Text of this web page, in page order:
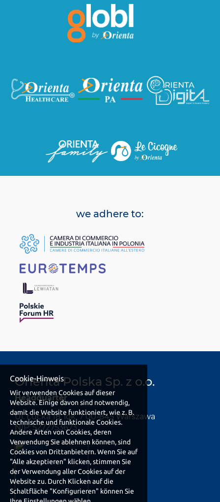
we adhere to:
Orienta Polska Sp. z o.o.
Headquarter
Ul. Łucka 18, lok. 7 00-845 Warszawa
NIP: 5272753673
Cookie-Hinweis
Wir verwenden Cookies auf dieser
Website. Einige davon sind notwendig,
damit die Website funktioniert, wie z. B.
technische und funktionale Cookies.
Andere Arten von Cookies, deren
Verwendung Sie ablehnen können, sind
Cookies von Drittanbietern. Wenn Sie auf
"Alle akzeptieren" klicken, stimmen Sie
der Verwendung aller Cookies auf der
Website zu. Durch Klicken auf die
Schaltfläche "Konfigurieren" können Sie